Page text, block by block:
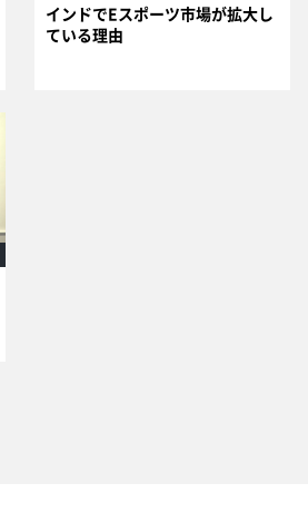
インドでEスポーツ市場が拡大し
ている理由